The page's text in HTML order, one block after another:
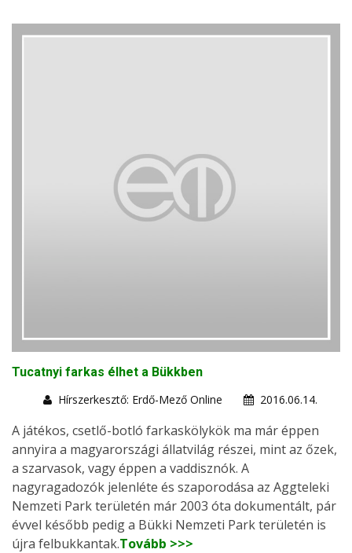
Tucatnyi farkas élhet a Bükkben
Hírszerkesztő: Erdő-Mező Online
2016.06.14.
A játékos, csetlő-botló farkaskölykök ma már éppen
annyira a magyarországi állatvilág részei, mint az őzek,
a szarvasok, vagy éppen a vaddisznók. A
nagyragadozók jelenléte és szaporodása az Aggteleki
Nemzeti Park területén már 2003 óta dokumentált, pár
évvel később pedig a Bükki Nemzeti Park területén is
újra felbukkantak.Tovább >>>